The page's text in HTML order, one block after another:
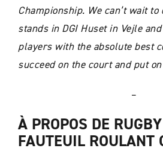
Championship. We can’t wait
stands in DGI Huset in Vejle
players with the absolute best
succeed on the court and put on
–
À PROPOS DE
FAUTEUIL ROULANT